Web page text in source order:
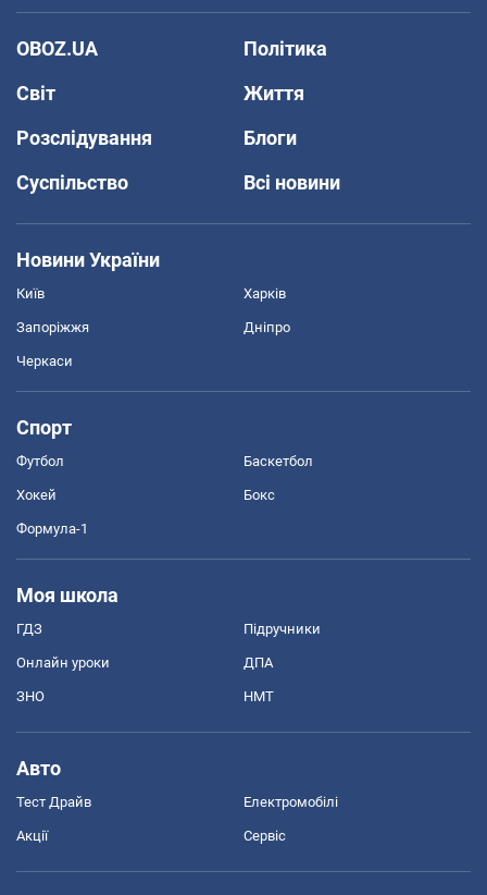
OBOZ.UA
Політика
Світ
Життя
Розслідування
Блоги
Суспільство
Всі новини
Новини України
Київ Харків
Запоріжжя Дніпро
Черкаси
Спорт
Футбол Баскетбол
Хокей Бокс
Формула-1
Моя школа
ГДЗ Підручники
Онлайн уроки ДПА
ЗНО НМТ
Авто
Тест Драйв Електромобілі
Акції Сервіс